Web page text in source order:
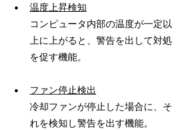
温度上昇検知
コンピュータ内部の温度が一定以
上に上がると、警告を出して対処
を促す機能。
ファン停止検出
冷却ファンが停止した場合に、そ
れを検知し警告を出す機能。